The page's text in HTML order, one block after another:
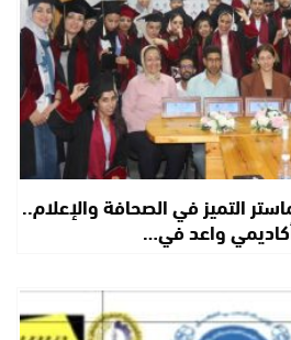
التميز في الصحافة والإعلام..
واعد في…